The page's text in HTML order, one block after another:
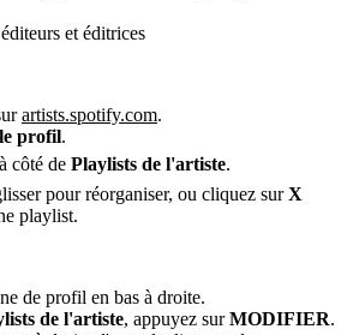
et éditrices
artists.spotify.com.
profil.
à côté de Playlists de l'artiste.
pour réorganiser, ou cliquez surX
playlist.
de profil en bas à droite.
de l'artiste, appuyez surMODIFIER.